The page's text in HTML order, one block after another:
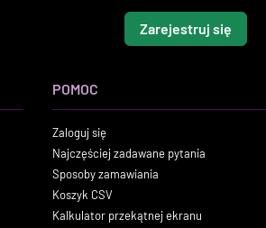
Zarejestruj się
POMOC
Zaloguj się
Najczęściej zadawane pytania
Sposoby zamawiania
Koszyk CSV
Kalkulator przekątnej ekranu